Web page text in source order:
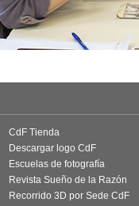
CdF Tienda
Descargar logo CdF
Escuelas de fotografía
Revista Sueño de la Razón
Recorrido 3D por Sede CdF